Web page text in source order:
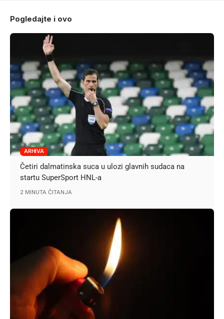
Pogledajte i ovo
ARHIVA
Četiri dalmatinska suca u ulozi glavnih sudaca na
startu SuperSport HNL-a
2 MINUTA ČITANJA